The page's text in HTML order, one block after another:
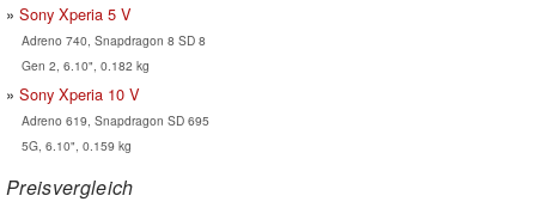
Sony Xperia 5 V
Adreno 740, Snapdragon 8 SD 8
Gen 2, 6.10", 0.182 kg
Sony Xperia 10 V
Adreno 619, Snapdragon SD 695
5G, 6.10", 0.159 kg
Preisvergleich